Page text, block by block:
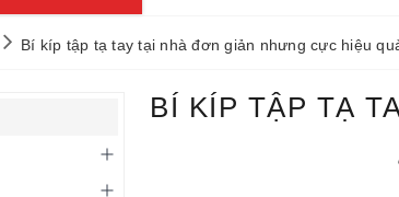
Bí kíp tập tạ tay tại nhà đơn giản nhưng cực hiệu
BÍ KÍP TẬP TẠ